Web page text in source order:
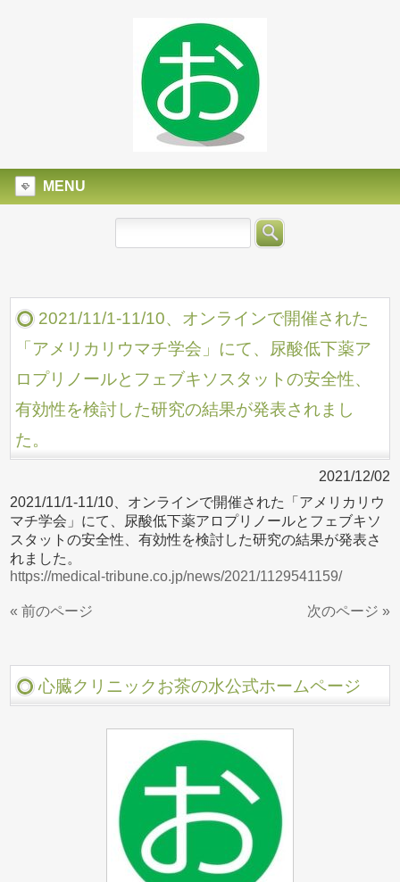
MENU
2021/11/1-11/10、オンラインで開催された
「アメリカリウマチ学会」にて、尿酸低下薬ア
ロプリノールとフェブキソスタットの安全性、
有効性を検討した研究の結果が発表されまし
た。
2021/12/02
2021/11/1-11/10、オンラインで開催された「アメリカリウ
マチ学会」にて、尿酸低下薬アロプリノールとフェブキソ
スタットの安全性、有効性を検討した研究の結果が発表さ
れました。
https://medical-tribune.co.jp/news/2021/1129541159/
« 前のページ 次のページ »
心臓クリニックお茶の水公式ホームページ